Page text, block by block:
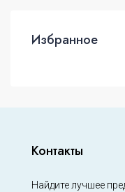
Избранное
Контакты
Найдите лучшее